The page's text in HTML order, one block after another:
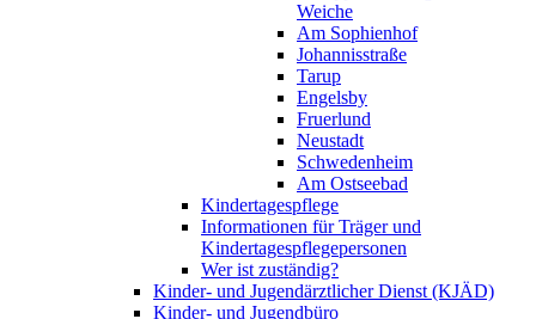
Weiche
Am Sophienhof
Johannisstraße
Tarup
Engelsby
Fruerlund
Neustadt
Schwedenheim
Am Ostseebad
Kindertagespflege
Informationen für Träger und
Kindertagespflegepersonen
Wer ist zuständig?
Kinder- und Jugendärztlicher Dienst (KJÄD)
Kinder- und Jugendbüro